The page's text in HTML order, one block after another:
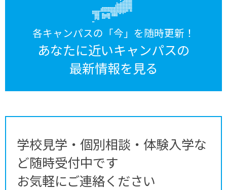
各キャンパスの「今」を随時更新！
あなたに近いキャンパスの
最新情報を見る
学校見学・個別相談・体験入学な
ど随時受付中です
お気軽にご連絡ください